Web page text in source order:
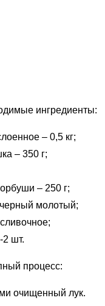
ингредиенты:
– 0,5 кг;
– 350 г;
– 250 г;
молотый;
2 шт.
процесс:
очищенный лук.